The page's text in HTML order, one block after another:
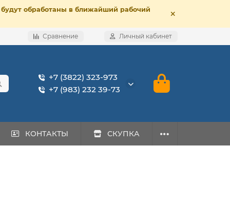
обработаны в ближайший рабочий
Сравнение Личный кабинет
+7 (3822) 323-973
+7 (983) 232 39-73
КОНТАКТЫ СКУПКА